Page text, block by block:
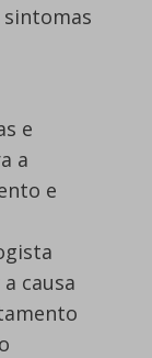
sintomas
e
a
e
causa